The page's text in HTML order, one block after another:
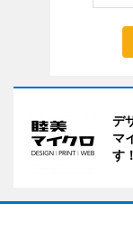
デ
マ
す！